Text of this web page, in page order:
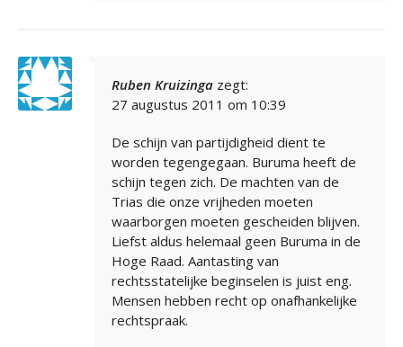
Ruben Kruizinga zegt:
27 augustus 2011 om 10:39
De schijn van partijdigheid dient te
worden tegengegaan. Buruma heeft de
schijn tegen zich. De machten van de
Trias die onze vrijheden moeten
waarborgen moeten gescheiden blijven.
Liefst aldus helemaal geen Buruma in de
Hoge Raad. Aantasting van
rechtsstatelijke beginselen is juist eng.
Mensen hebben recht op onafhankelijke
rechtspraak.